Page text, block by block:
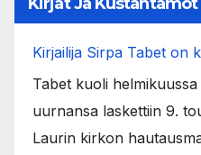
Kirjailija Sirpa Tabet on
Tabet kuoli
uurnansa laskettiin 9.
Laurin kirkon